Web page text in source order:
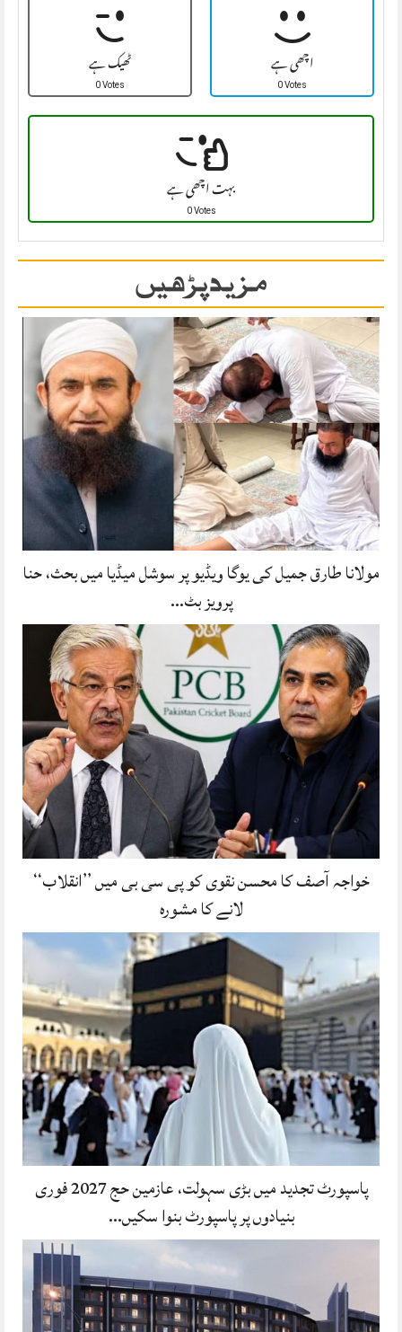
ٹھیک ہے
0 Votes اچھی ہے
0 Votes
بہت اچھی ہے
0 Votes
مزید پڑھیں
مولانا طارق جمیل کی یوگا ویڈیو پر سوشل میڈیا میں بحث، حنا
پرویز بٹ…
خواجہ آصف کا محسن نقوی کو پی سی بی میں ’’انقلاب‘‘
لانے کا مشورہ
پاسپورٹ تجدید میں بڑی سہولت، عازمین حج 2027 فوری
بنیادوں پر پاسپورٹ بنوا سکیں…